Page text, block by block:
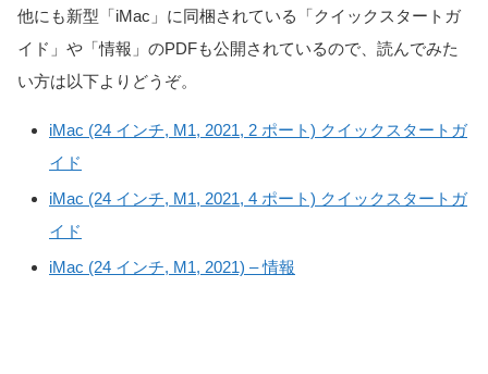
他にも新型「iMac」に同梱されている「クイックスタートガ
イド」や「情報」のPDFも公開されているので、読んでみた
い方は以下よりどうぞ。
iMac (24 インチ, M1, 2021, 2 ポート) クイックスタートガ
イド
iMac (24 インチ, M1, 2021, 4 ポート) クイックスタートガ
イド
iMac (24 インチ, M1, 2021) – 情報